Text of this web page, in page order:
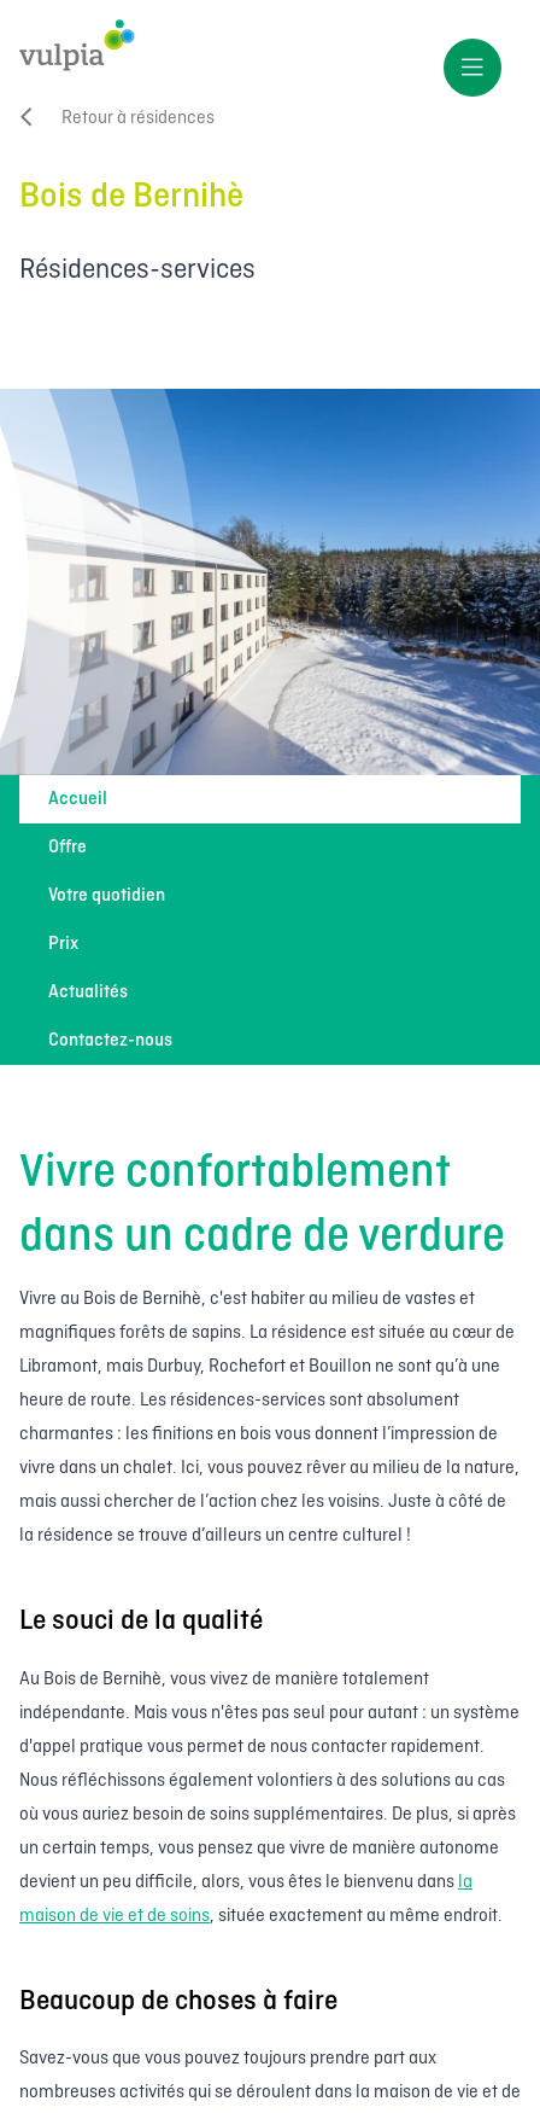
Retour à résidences
Bois de Bernihè
Résidences-services
Accueil
Offre
Votre quotidien
Prix
Actualités
Contactez-nous
Vivre confortablement
dans un cadre de verdure
Vivre au Bois de Bernihè, c'est habiter au milieu de vastes et
magnifiques forêts de sapins. La résidence est située au cœur de
Libramont, mais Durbuy, Rochefort et Bouillon ne sont qu’à une
heure de route. Les résidences-services sont absolument
charmantes : les finitions en bois vous donnent l’impression de
vivre dans un chalet. Ici, vous pouvez rêver au milieu de la nature,
mais aussi chercher de l’action chez les voisins. Juste à côté de
la résidence se trouve d’ailleurs un centre culturel !
Le souci de la qualité
Au Bois de Bernihè, vous vivez de manière totalement
indépendante. Mais vous n'êtes pas seul pour autant : un système
d'appel pratique vous permet de nous contacter rapidement.
Nous réfléchissons également volontiers à des solutions au cas
où vous auriez besoin de soins supplémentaires. De plus, si après
un certain temps, vous pensez que vivre de manière autonome
devient un peu difficile, alors, vous êtes le bienvenu dans la
maison de vie et de soins, située exactement au même endroit.
Beaucoup de choses à faire
Savez-vous que vous pouvez toujours prendre part aux
nombreuses activités qui se déroulent dans la maison de vie et de